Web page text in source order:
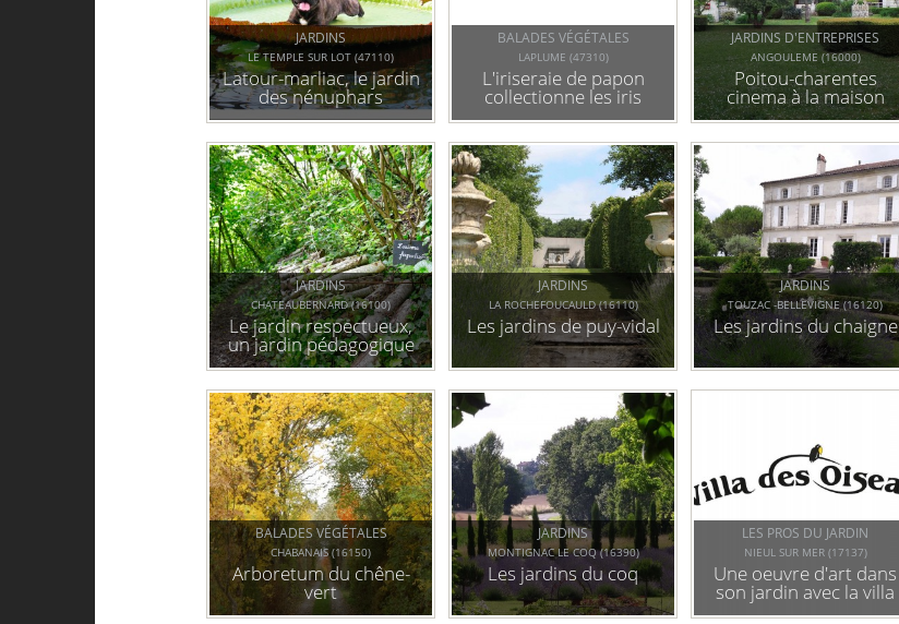
JARDINS
LE TEMPLE SUR LOT (47110)
Latour-marliac, le jardin
des nénuphars
BALADES VÉGÉTALES
LAPLUME (47310)
L'iriseraie de papon
collectionne les iris
depuis 25 ans.
JARDINS D'ENTREPRISES
ANGOULEME (16000)
Poitou-charentes
cinema à la maison
alsacienne
JARDINS
CHATEAUBERNARD (16100)
Le jardin respectueux,
un jardin pédagogique
et partagé
JARDINS
LA ROCHEFOUCAULD (16110)
Les jardins de puy-vidal
JARDINS
TOUZAC -BELLEVIGNE (16120)
Les jardins du chaigne
BALADES VÉGÉTALES
CHABANAIS (16150)
Arboretum du chêne-
vert
JARDINS
MONTIGNAC LE COQ (16390)
Les jardins du coq
LES PROS DU JARDIN
NIEUL SUR MER (17137)
Une oeuvre d'art dans
son jardin avec la villa
des oiseaux pour